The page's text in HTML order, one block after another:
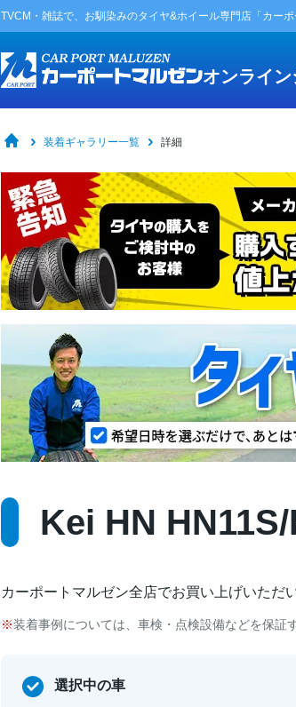
TVCM・雑誌で、お馴染みのタイヤ&ホイール専門店「カーポ
オンライ
装着ギャラリー一覧 詳細
Kei HN
カーポートマルゼン全店でお買い上げいただ
装着事例については、車検・点検設備などを保証
選択中の車